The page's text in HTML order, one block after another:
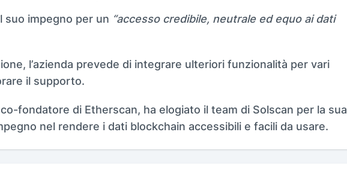
suo impegno per un “accesso credibile, neutrale ed equo ai dati
l’azienda prevede di integrare ulteriori funzionalità per vari
il supporto.
co-fondatore di Etherscan, ha elogiato il team di Solscan per la sua
nel rendere i dati blockchain accessibili e facili da usare.